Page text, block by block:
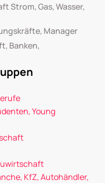
Strom, Gas, Wasser,
Manager
Banken,
Young
KfZ, Autohändler,